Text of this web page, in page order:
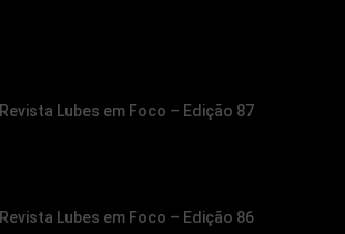
Revista Lubes em Foco – Edição 87
Revista Lubes em Foco – Edição 86